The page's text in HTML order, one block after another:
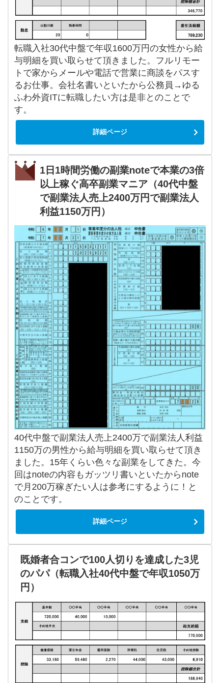
転職入社30代中盤で年収1600万円の女性から給
与明細を買い取らせて頂きました。フルリモー
トで家からメールや電話で営業に商談をパスす
るお仕事。会社名書いといたから公務員→ゆる
ふわ外資ITに転職したい方は是非とのことで
す。
詳細ページ
1日1時間労働の副業noteで本業の3倍
以上稼ぐ高卒副業マニア（40代中盤
で副業法人売上2400万円で副業法人
利益1150万円）
40代中盤で副業法人売上2400万で副業法人利益
1150万の男性から給与明細を買い取らせて頂き
ました。15年くらい色々な副業をしてきた。今
回はnoteの内容もガッツリ書いといたからnote
で月200万稼ぎたい人は参考にするように！と
のことです。
詳細ページ
既婚者合コンで100人切りを達成した3児
のパパ（転職入社40代中盤で年収1050万
円）